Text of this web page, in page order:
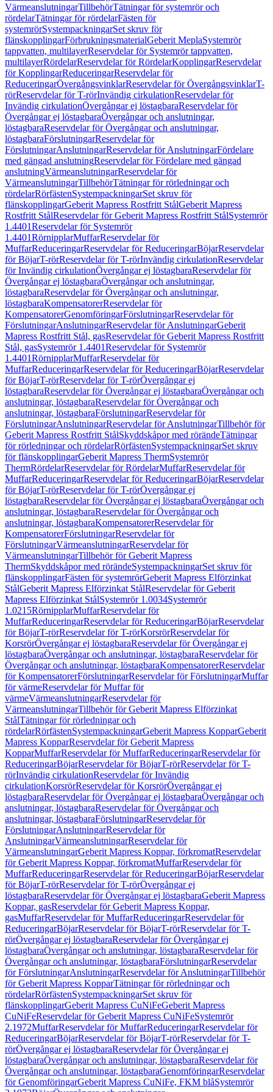
VärmeanslutningarTillbehörTätningar för systemrör och
rördelarTätningar för rördelarFästen för
systemrörSystempackningarSet skruv för
flänskopplingarFörbrukningsmaterialGeberit MeplaSystemrör
tappvatten, multilayerReservdelar för Systemrör tappvatten,
multilayerRördelarReservdelar för RördelarKopplingarReservdelar
för KopplingarReduceringarReservdelar för
ReduceringarÖvergångsvinklarReservdelar för ÖvergångsvinklarT-
rörReservdelar för T-rörInvändig cirkulationReservdelar för
Invändig cirkulationÖvergångar ej löstagbaraReservdelar för
Övergångar ej löstagbaraÖvergångar och anslutningar,
löstagbaraReservdelar för Övergångar och anslutningar,
löstagbaraFörslutningarReservdelar för
FörslutningarAnslutningarReservdelar för AnslutningarFördelare
med gängad anslutningReservdelar för Fördelare med gängad
anslutningVärmeanslutningarReservdelar för
VärmeanslutningarTillbehörTätningar för rörledningar och
rördelarRörfästenSystempackningarSet skruv för
flänskopplingarGeberit Mapress Rostfritt StålGeberit Mapress
Rostfritt StålReservdelar för Geberit Mapress Rostfritt StålSystemrör
1.4401Reservdelar för Systemrör
1.4401RörnipplarMuffarReservdelar för
MuffarReduceringarReservdelar för ReduceringarBöjarReservdelar
för BöjarT-rörReservdelar för T-rörInvändig cirkulationReservdelar
för Invändig cirkulationÖvergångar ej löstagbaraReservdelar för
Övergångar ej löstagbaraÖvergångar och anslutningar,
löstagbaraReservdelar för Övergångar och anslutningar,
löstagbaraKompensatorerReservdelar för
KompensatorerGenomföringarFörslutningarReservdelar för
FörslutningarAnslutningarReservdelar för AnslutningarGeberit
Mapress Rostfritt Stål, gasReservdelar för Geberit Mapress Rostfritt
Stål, gasSystemrör 1.4401Reservdelar för Systemrör
1.4401RörnipplarMuffarReservdelar för
MuffarReduceringarReservdelar för ReduceringarBöjarReservdelar
för BöjarT-rörReservdelar för T-rörÖvergångar ej
löstagbaraReservdelar för Övergångar ej löstagbaraÖvergångar och
anslutningar, löstagbaraReservdelar för Övergångar och
anslutningar, löstagbaraFörslutningarReservdelar för
FörslutningarAnslutningarReservdelar för AnslutningarTillbehör för
Geberit Mapress Rostfritt StålSkyddskåpor med rörändeTätningar
för rörledningar och rördelarRörfästenSystempackningarSet skruv
för flänskopplingarGeberit Mapress ThermSystemrör
ThermRördelarReservdelar för RördelarMuffarReservdelar för
MuffarReduceringarReservdelar för ReduceringarBöjarReservdelar
för BöjarT-rörReservdelar för T-rörÖvergångar ej
löstagbaraReservdelar för Övergångar ej löstagbaraÖvergångar och
anslutningar, löstagbaraReservdelar för Övergångar och
anslutningar, löstagbaraKompensatorerReservdelar för
KompensatorerFörslutningarReservdelar för
FörslutningarVärmeanslutningarReservdelar för
VärmeanslutningarTillbehör för Geberit Mapress
ThermSkyddskåpor med rörändeSystempackningarSet skruv för
flänskopplingarFästen för systemrörGeberit Mapress Elförzinkat
StålGeberit Mapress Elförzinkat StålReservdelar för Geberit
Mapress Elförzinkat StålSystemrör 1.0034Systemrör
1.0215RörnipplarMuffarReservdelar för
MuffarReduceringarReservdelar för ReduceringarBöjarReservdelar
för BöjarT-rörReservdelar för T-rörKorsrörReservdelar för
KorsrörÖvergångar ej löstagbaraReservdelar för Övergångar ej
löstagbaraÖvergångar och anslutningar, löstagbaraReservdelar för
Övergångar och anslutningar, löstagbaraKompensatorerReservdelar
för KompensatorerFörslutningarReservdelar för FörslutningarMuffar
för värmeReservdelar för Muffar för
värmeVärmeanslutningarReservdelar för
VärmeanslutningarTillbehör för Geberit Mapress Elförzinkat
StålTätningar för rörledningar och
rördelarRörfästenSystempackningarGeberit Mapress KopparGeberit
Mapress KopparReservdelar för Geberit Mapress
KopparMuffarReservdelar för MuffarReduceringarReservdelar för
ReduceringarBöjarReservdelar för BöjarT-rörReservdelar för T-
rörInvändig cirkulationReservdelar för Invändig
cirkulationKorsrörReservdelar för KorsrörÖvergångar ej
löstagbaraReservdelar för Övergångar ej löstagbaraÖvergångar och
anslutningar, löstagbaraReservdelar för Övergångar och
anslutningar, löstagbaraFörslutningarReservdelar för
FörslutningarAnslutningarReservdelar för
AnslutningarVärmeanslutningarReservdelar för
VärmeanslutningarGeberit Mapress Koppar, förkromatReservdelar
för Geberit Mapress Koppar, förkromatMuffarReservdelar för
MuffarReduceringarReservdelar för ReduceringarBöjarReservdelar
för BöjarT-rörReservdelar för T-rörÖvergångar ej
löstagbaraReservdelar för Övergångar ej löstagbaraGeberit Mapress
Koppar, gasReservdelar för Geberit Mapress Koppar,
gasMuffarReservdelar för MuffarReduceringarReservdelar för
ReduceringarBöjarReservdelar för BöjarT-rörReservdelar för T-
rörÖvergångar ej löstagbaraReservdelar för Övergångar ej
löstagbaraÖvergångar och anslutningar, löstagbaraReservdelar för
Övergångar och anslutningar, löstagbaraFörslutningarReservdelar
för FörslutningarAnslutningarReservdelar för AnslutningarTillbehör
för Geberit Mapress KopparTätningar för rörledningar och
rördelarRörfästenSystempackningarSet skruv för
flänskopplingarGeberit Mapress CuNiFeGeberit Mapress
CuNiFeReservdelar för Geberit Mapress CuNiFeSystemrör
2.1972MuffarReservdelar för MuffarReduceringarReservdelar för
ReduceringarBöjarReservdelar för BöjarT-rörReservdelar för T-
rörÖvergångar ej löstagbaraReservdelar för Övergångar ej
löstagbaraÖvergångar och anslutningar, löstagbaraReservdelar för
Övergångar och anslutningar, löstagbaraGenomföringarReservdelar
för GenomföringarGeberit Mapress CuNiFe, FKM blåSystemrör